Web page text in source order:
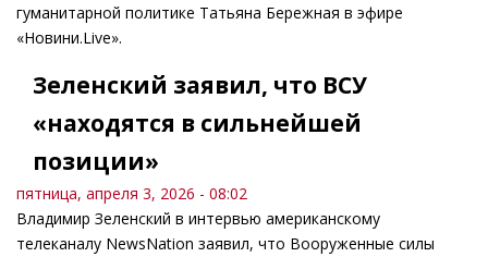
гуманитарной политике Татьяна Бережная в эфире
«Новини.Live».
Зеленский заявил, что ВСУ
«находятся в сильнейшей
позиции»
пятница, апреля 3, 2026 - 08:02
Владимир Зеленский в интервью американскому
телеканалу NewsNation заявил, что Вооруженные силы